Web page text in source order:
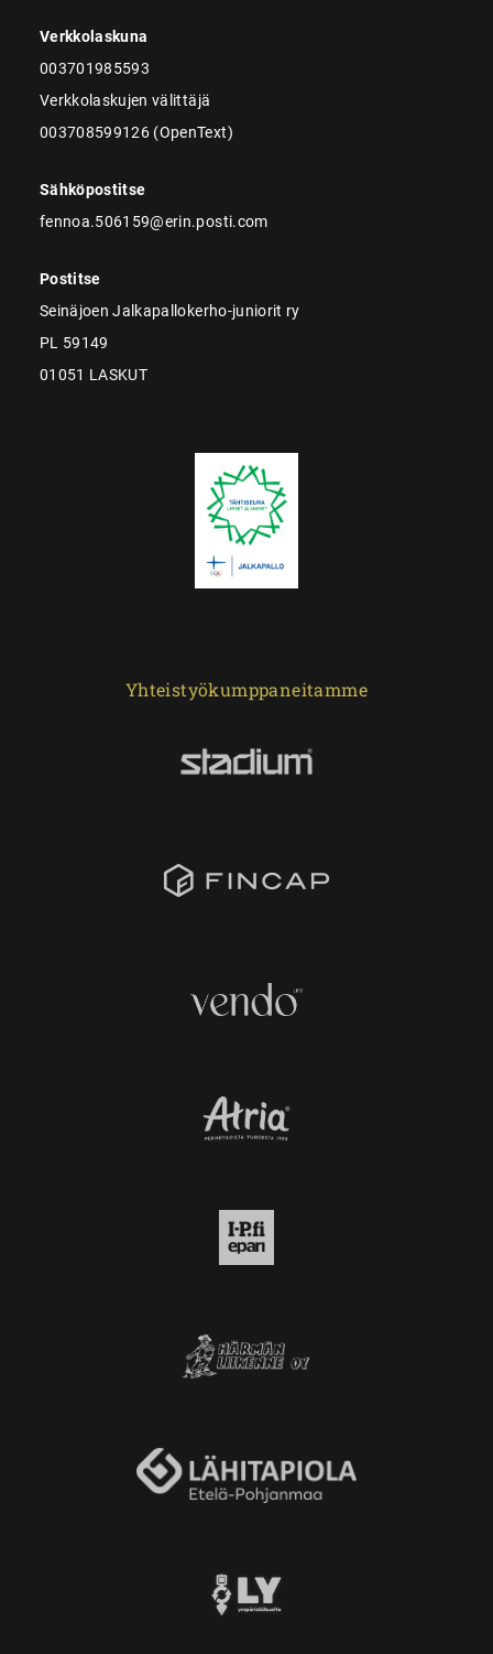
Verkkolaskuna
003701985593
Verkkolaskujen välittäjä
003708599126 (OpenText)
Sähköpostitse
fennoa.506159@erin.posti.com
Postitse
Seinäjoen Jalkapallokerho-juniorit ry
PL 59149
01051 LASKUT
Yhteistyökumppaneitamme